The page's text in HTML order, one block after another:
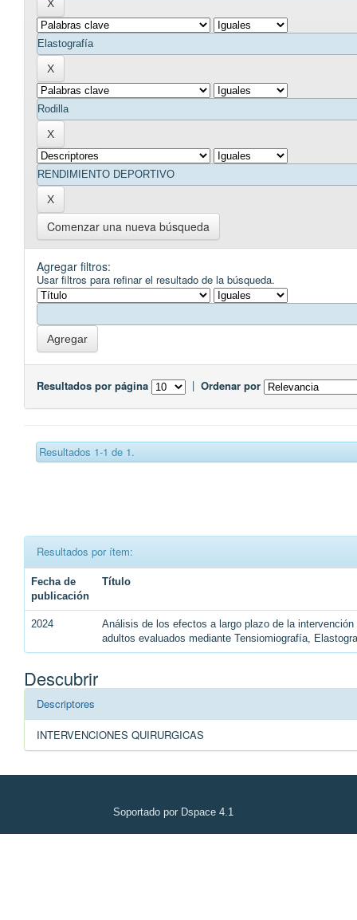
Comenzar una nueva búsqueda
Agregar filtros:
Usar filtros para refinar el resultado de la búsqueda.
Resultados por página | Ordenar por
Resultados 1-1 de 1.
Resultados por ítem:
Fecha de
publicación
Título
2024
Análisis de los efectos a largo plazo de la
adultos evaluados mediante Tensiomiografía,
Descubrir
Descriptores
INTERVENCIONES QUIRURGICAS
Soportado por Dspace 4.1